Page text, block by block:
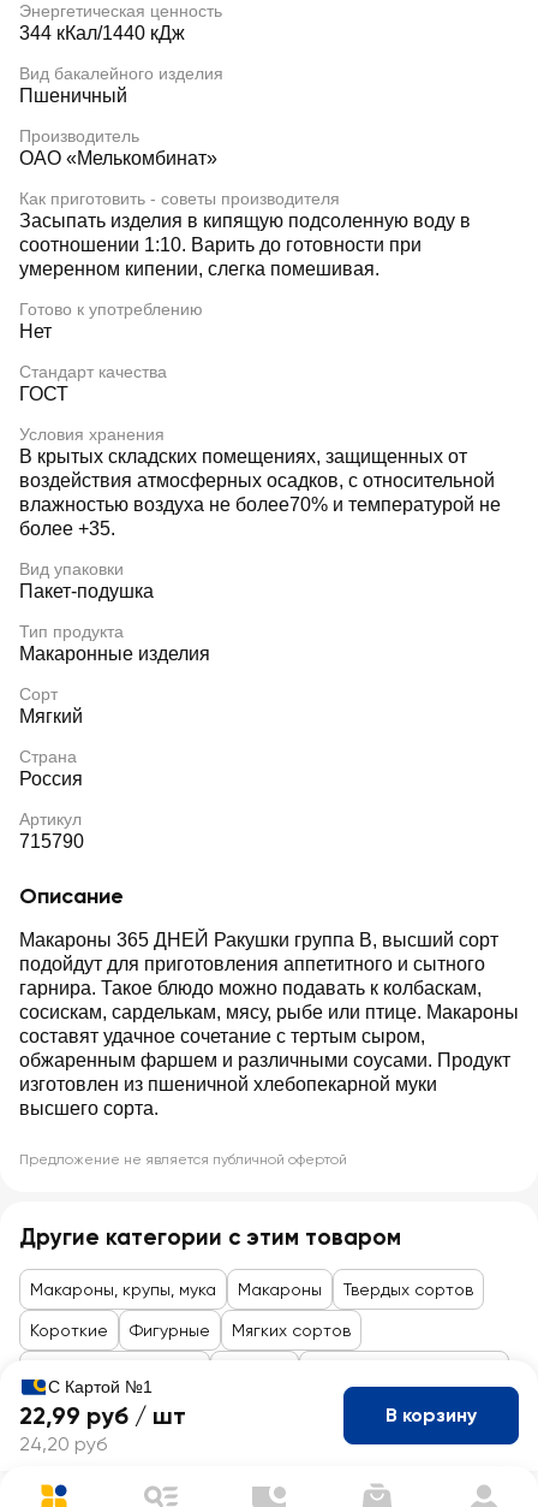
Энергетическая ценность
344 кКал/1440 кДж
Вид бакалейного изделия
Пшеничный
Производитель
ОАО «Мелькомбинат»
Как приготовить - советы производителя
Засыпать изделия в кипящую подсоленную воду в
соотношении 1:10. Варить до готовности при
умеренном кипении, слегка помешивая.
Готово к употреблению
Нет
Стандарт качества
ГОСТ
Условия хранения
В крытых складских помещениях, защищенных от
воздействия атмосферных осадков, с относительной
влажностью воздуха не более70% и температурой не
более +35.
Вид упаковки
Пакет-подушка
Тип продукта
Макаронные изделия
Сорт
Мягкий
Страна
Россия
Артикул
715790
Описание
Макароны 365 ДНЕЙ Ракушки группа В, высший сорт
подойдут для приготовления аппетитного и сытного
гарнира. Такое блюдо можно подавать к колбаскам,
сосискам, сарделькам, мясу, рыбе или птице. Макароны
составят удачное сочетание с тертым сыром,
обжаренным фаршем и различными соусами. Продукт
изготовлен из пшеничной хлебопекарной муки
высшего сорта.
Предложение не является публичной офертой
Другие категории с этим товаром
Макароны, крупы, мука Макароны Твердых сортов
Короткие Фигурные Мягких сортов
С Картой №1
22,99 руб / шт
24,20 руб
В корзину